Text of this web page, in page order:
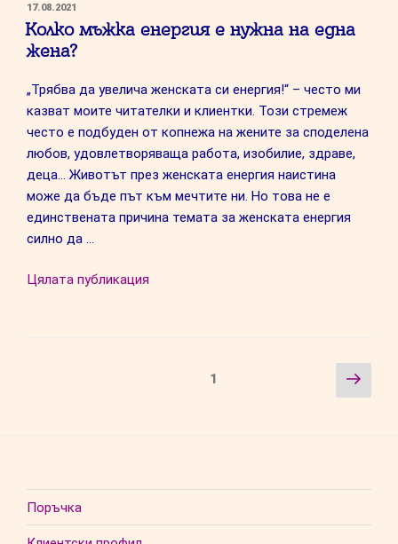
ПУБЛИКУВАНО
НА
17.08.2021
Колко мъжка енергия е нужна на една
жена?
„Трябва да увелича женската си енергия!“ – често ми
казват моите читателки и клиентки. Този стремеж
често е подбуден от копнежа на жените за споделена
любов, удовлетворяваща работа, изобилие, здраве,
деца… Животът през женската енергия наистина
може да бъде път към мечтите ни. Но това не е
единствената причина темата за женската енергия
силно да …
Цялата публикация
1
Поръчка